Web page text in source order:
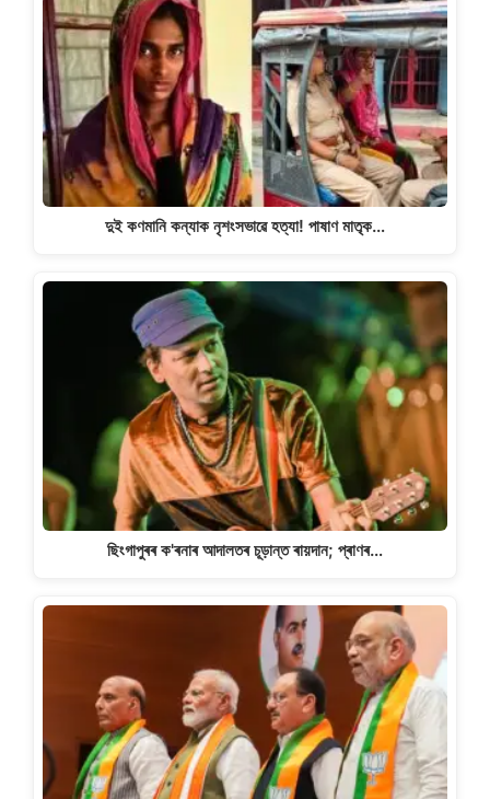
দুই কণমানি কন্যাক নৃশংসভাৱে হত্যা! পাষাণ মাতৃক…
ছিংগাপুৰৰ ক'ৰনাৰ আদালতৰ চূড়ান্ত ৰায়দান; প্ৰাণৰ…